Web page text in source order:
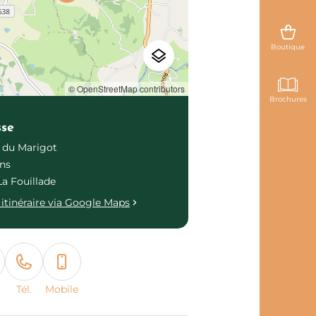
Boutique
Brochures
© OpenStreetMap contributors
du Marigot
Fouillade
via Google Maps
Tél. Mobile